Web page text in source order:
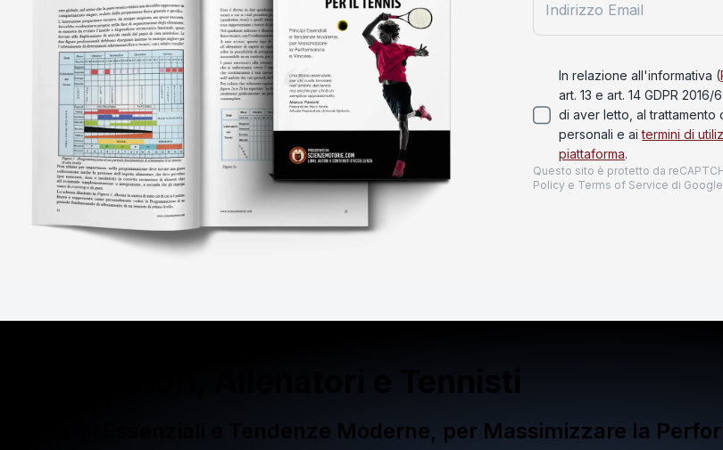
Indirizzo Email
In relazione all'informativa (
art. 13 e art. 14 GDPR
di aver letto, al trattamento
personali e ai termini di
piattaforma.
Questo sito è protetto da
Policy e Terms of Service di
Preparatori, Allenatori e Tennisti
Principi Essenziali e Tendenze Moderne, per Massimizzare la